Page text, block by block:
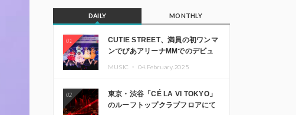
DAILY MONTHLY
01
CUTIE STREET、満員の初ワンマ
ンでぴあアリーナMMでのデビュ
MUSIC ・ 04.February.2025
02
東京・渋谷「CÉ LA VI TOKYO」
のルーフトップクラブフロアにて